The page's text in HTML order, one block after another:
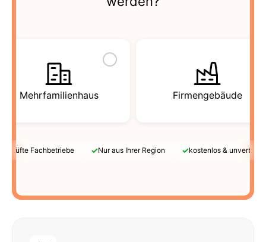
Mehrfamilienhaus Firmengebäude
Fachbetriebe ✓Nur aus Ihrer Region ✓kostenlos &